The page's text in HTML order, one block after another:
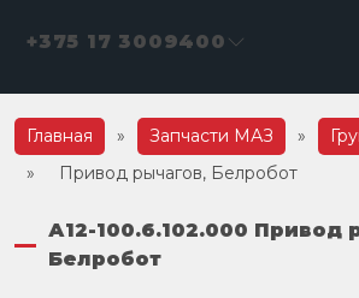
+375 17 3009400
Главная » Запчасти МАЗ »
»
Привод рычагов, Белробот
А12-100.6.102.000 Привод
Белробот